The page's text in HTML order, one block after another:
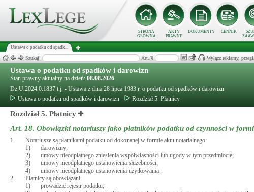
STRONA
GŁÓWNA
AKTY
PRAWNE
DOKUMENTY CENNIK
Ustawa o podatku od spadk...
Szukaj: Art./§ Wyłącz reklamy,
Ustawa o podatku od spadków i darowizn
Stan prawny aktualny na dzień: 08.08.2026
Dz.U.2024.0.1837 t.j. - Ustawa z dnia 28 lipca 1983 r. o podatku od spadków i darowizn
Ustawa o podatku od spadków i darowizn
Rozdział 5. Płatnicy
Rozdział 5. Płatnicy
Art. 18. Obowiązki notariuszy jako płatników podatku od czynności w
1.
Notariusze są płatnikami podatku od dokonanej w formie aktu notarialnego:
1)
darowizny;
2)
umowy nieodpłatnego zniesienia współwłasności lub ugody w tym przedmiocie;
3)
umowy nieodpłatnego ustanowienia służebności;
4)
umowy nieodpłatnego ustanowienia użytkowania.
2.
Płatnicy są obowiązani:
1)
prowadzić rejestr podatku;